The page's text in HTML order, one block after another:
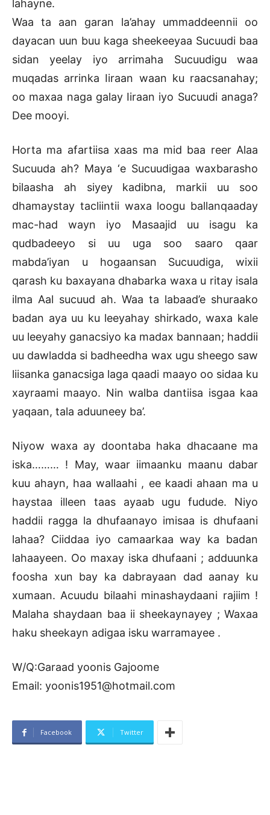
lahayne.
Waa ta aan garan la’ahay ummaddeennii oo
dayacan uun buu kaga sheekeeyaa Sucuudi baa
sidan yeelay iyo arrimaha Sucuudigu waa
muqadas arrinka Iiraan waan ku raacsanahay;
oo maxaa naga galay Iiraan iyo Sucuudi anaga?
Dee mooyi.
Horta ma afartiisa xaas ma mid baa reer Alaa
Sucuuda ah? Maya ‘e Sucuudigaa waxbarasho
bilaasha ah siyey kadibna, markii uu soo
dhamaystay tacliintii waxa loogu ballanqaaday
mac-had wayn iyo Masaajid uu isagu ka
qudbadeeyo si uu uga soo saaro qaar
mabda’iyan u hogaansan Sucuudiga, wixii
qarash ku baxayana dhabarka waxa u ritay isala
ilma Aal sucuud ah. Waa ta labaad’e shuraako
badan aya uu ku leeyahay shirkado, waxa kale
uu leeyahy ganacsiyo ka madax bannaan; haddii
uu dawladda si badheedha wax ugu sheego saw
liisanka ganacsiga laga qaadi maayo oo sidaa ku
xayraami maayo. Nin walba dantiisa isgaa kaa
yaqaan, tala aduuneey ba’.
Niyow waxa ay doontaba haka dhacaane ma
iska……… ! May, waar iimaanku maanu dabar
kuu ahayn, haa wallaahi , ee kaadi ahaan ma u
haystaa illeen taas ayaab ugu fudude. Niyo
haddii ragga la dhufaanayo imisaa is dhufaani
lahaa? Ciiddaa iyo camaarkaa way ka badan
lahaayeen. Oo maxay iska dhufaani ; adduunka
foosha xun bay ka dabrayaan dad aanay ku
xumaan. Acuudu bilaahi minashaydaani rajiim !
Malaha shaydaan baa ii sheekaynayey ; Waxaa
haku sheekayn adigaa isku warramayee .
W/Q:Garaad yoonis Gajoome
Email: yoonis1951@hotmail.com
Facebook Twitter